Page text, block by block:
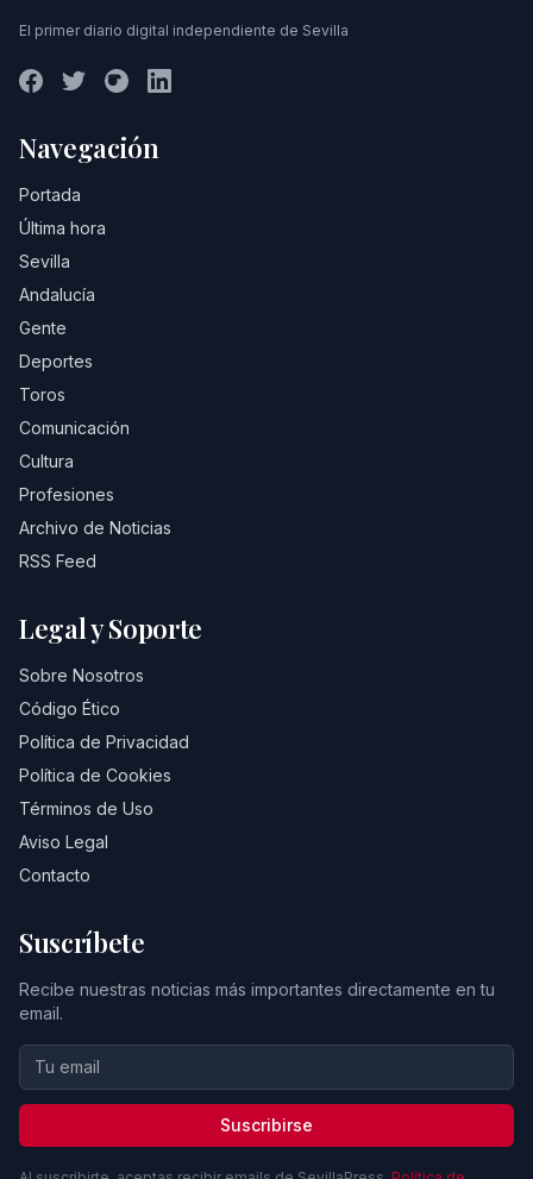
El primer diario digital independiente de Sevilla
Navegación
Portada
Última hora
Sevilla
Andalucía
Gente
Deportes
Toros
Comunicación
Cultura
Profesiones
Archivo de Noticias
RSS Feed
Legal y Soporte
Sobre Nosotros
Código Ético
Política de Privacidad
Política de Cookies
Términos de Uso
Aviso Legal
Contacto
Suscríbete
Recibe nuestras noticias más importantes directamente en tu
email.
Suscribirse